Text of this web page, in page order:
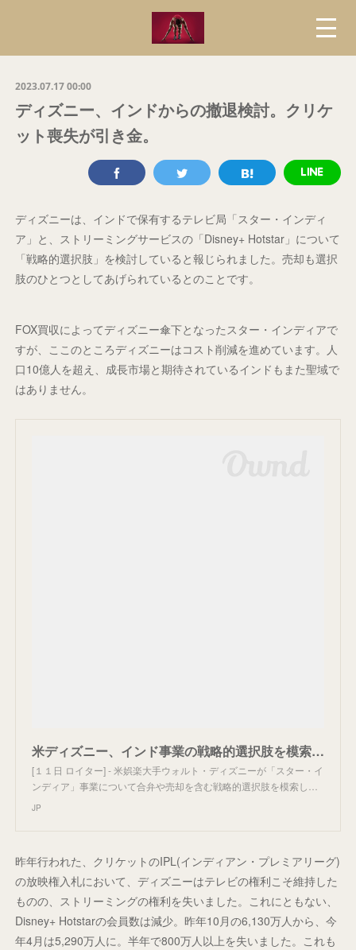
2023.07.17 00:00
ディズニー、インドからの撤退検討。クリケ
ット喪失が引き金。
ディズニーは、インドで保有するテレビ局「スター・インディ
ア」と、ストリーミングサービスの「Disney+ Hotstar」について
「戦略的選択肢」を検討していると報じられました。売却も選択
肢のひとつとしてあげられているとのことです。
FOX買収によってディズニー傘下となったスター・インディアで
すが、ここのところディズニーはコスト削減を進めています。人
口10億人を超え、成長市場と期待されているインドもまた聖域で
はありません。
米ディズニー、インド事業の戦略的選択肢を模索＝ＷＳＪ
[１１日 ロイター] - 米娯楽大手ウォルト・ディズニーが「スター・イ
ンディア」事業について合弁や売却を含む戦略的選択肢を模索し…
JP
昨年行われた、クリケットのIPL(インディアン・プレミアリーグ)
の放映権入札において、ディズニーはテレビの権利こそ維持した
ものの、ストリーミングの権利を失いました。これにともない、
Disney+ Hotstarの会員数は減少。昨年10月の6,130万人から、今
年4月は5,290万人に。半年で800万人以上を失いました。これも